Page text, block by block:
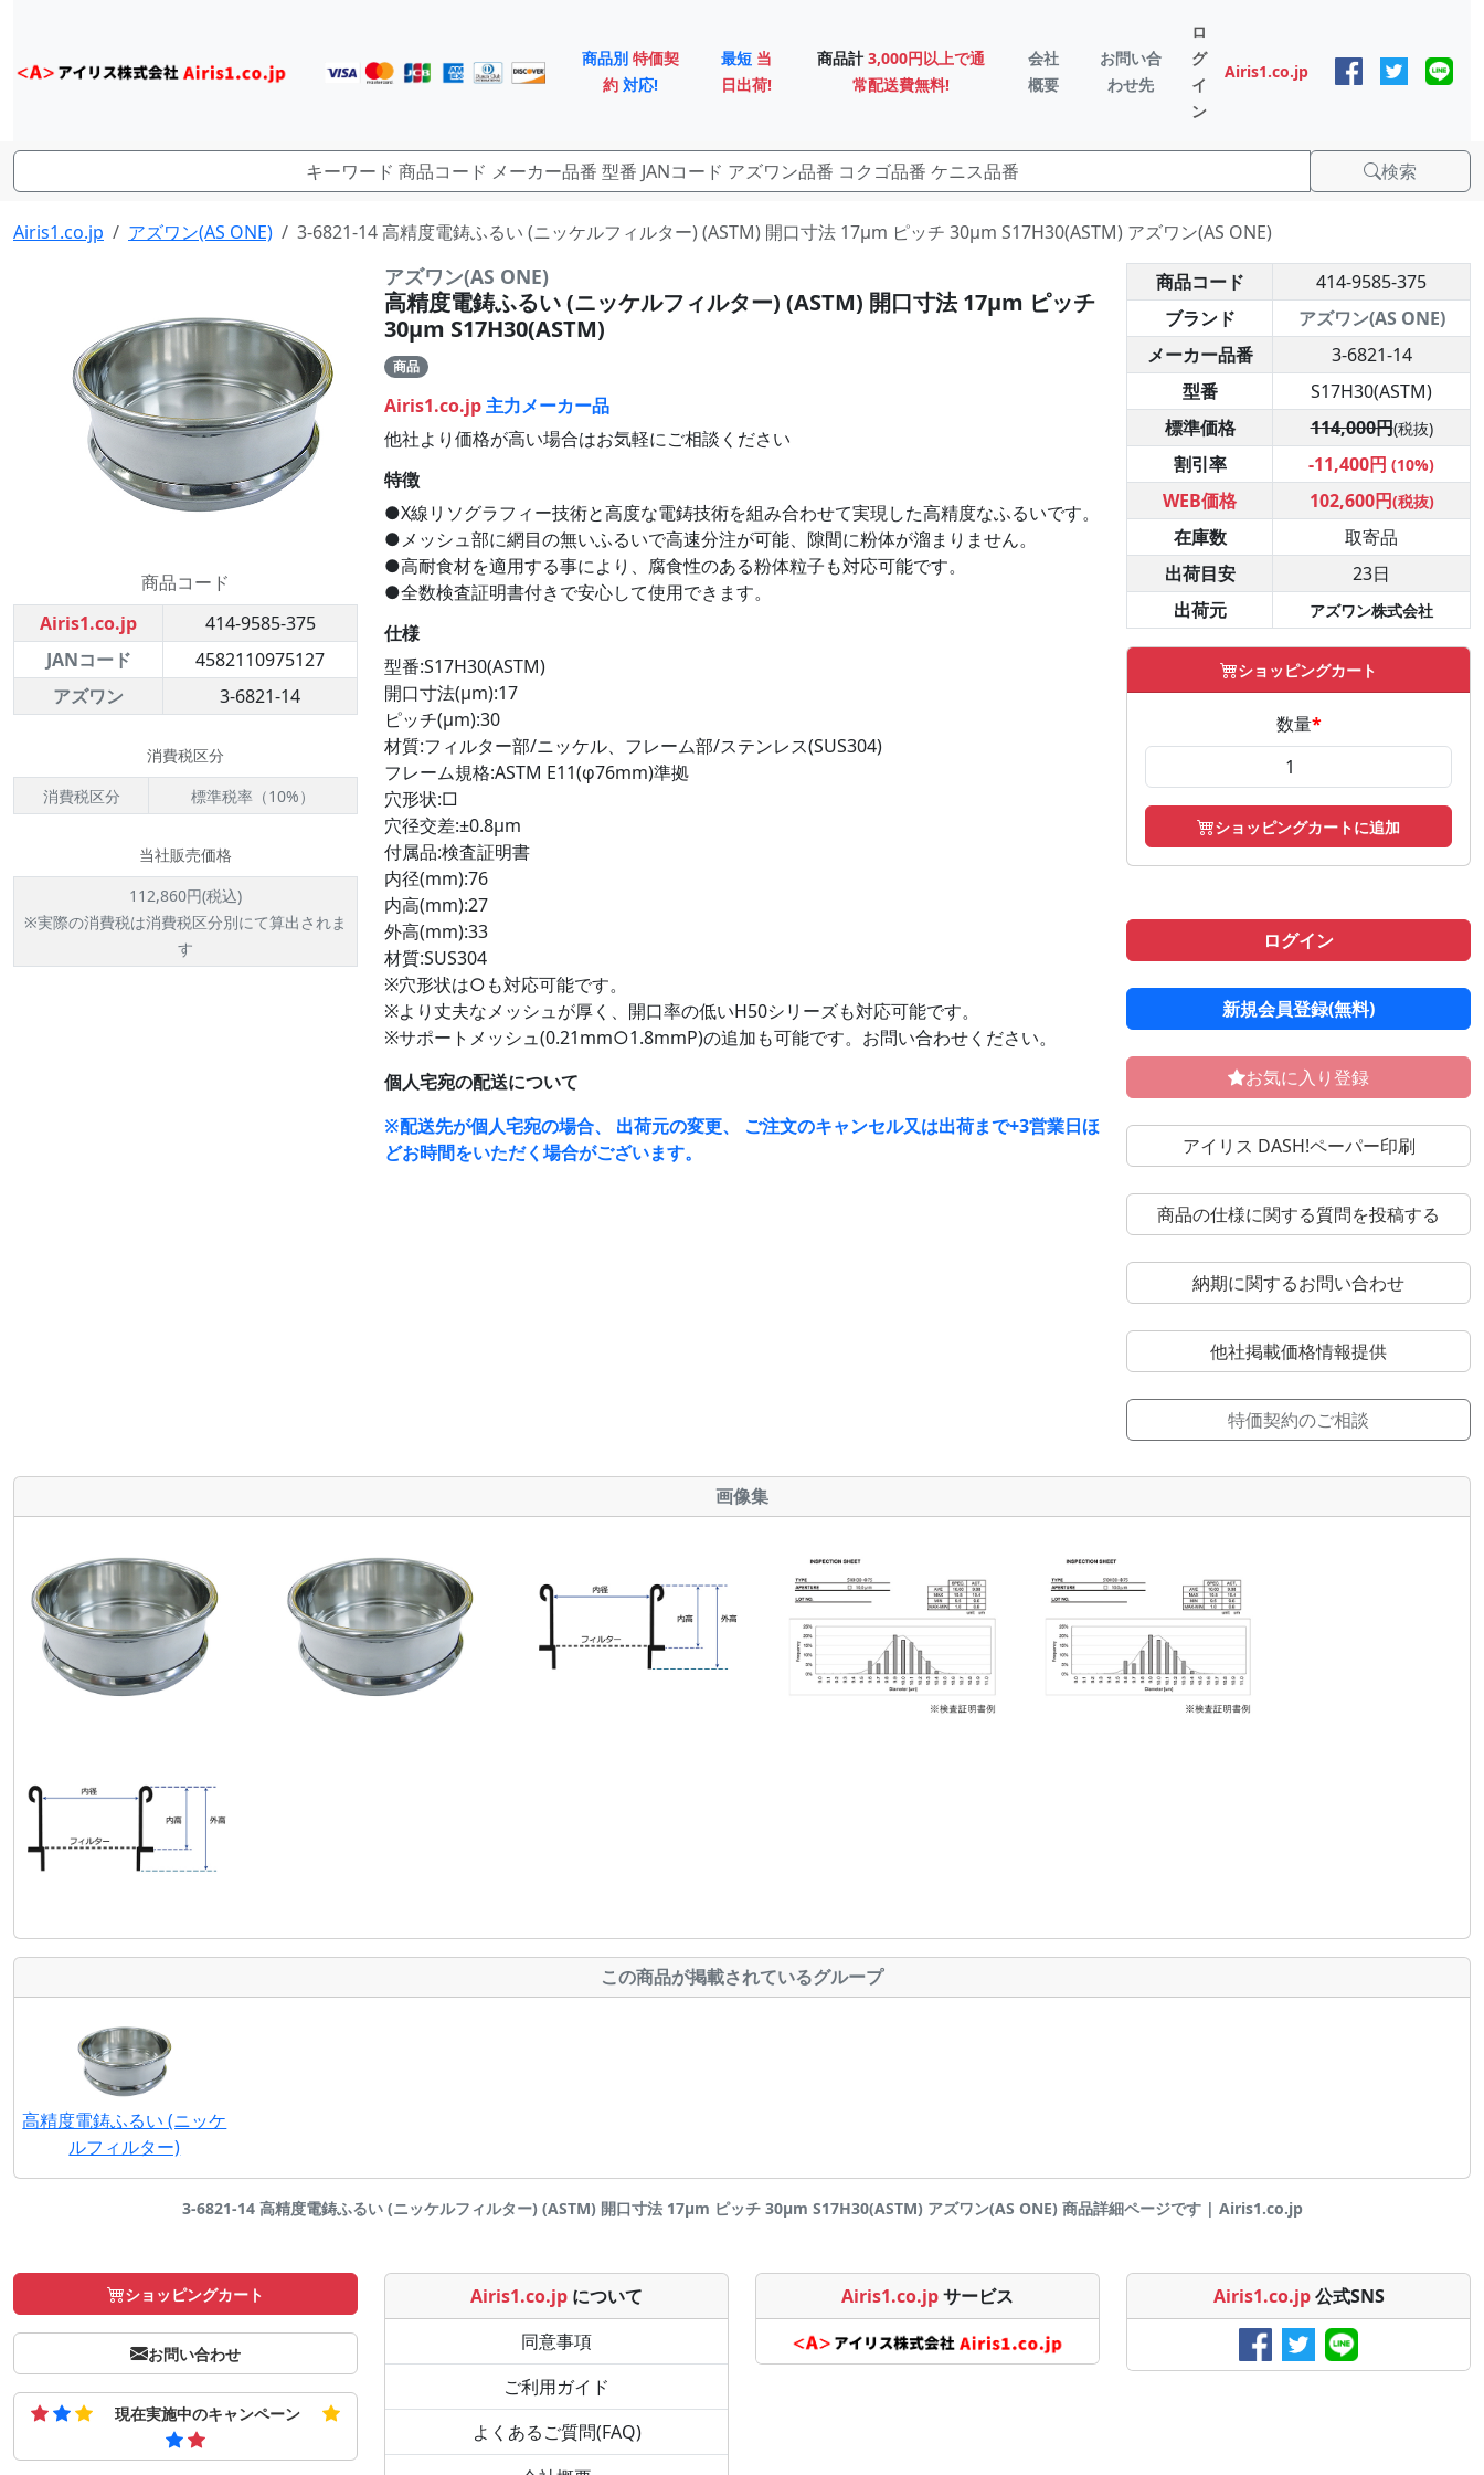
商品別 特価契
約 対応!
最短 当
日出荷!
商品計 3,000円以上で通
常配送費無料!
会社
概要
お問い合
わせ先
ロ
グ
イ
ン
Airis1.co.jp
検索
Airis1.co.jp アズワン(AS ONE) 3-6821-14 高精度電鋳ふるい (ニッケルフィルター) (ASTM) 開口寸法 17μm ピッチ 30μm S17H30(ASTM) アズワン(AS ONE)
商品コード
Airis1.co.jp
414-9585-375
JANコード
4582110975127
アズワン
3-6821-14
消費税区分
消費税区分
標準税率（10%）
当社販売価格
112,860円(税込)
※実際の消費税は消費税区分別にて算出されま
す
アズワン(AS ONE)
高精度電鋳ふるい (ニッケルフィルター) (ASTM) 開口寸法 17μm ピッチ
30μm S17H30(ASTM)
商品
Airis1.co.jp主力メーカー品
他社より価格が高い場合はお気軽にご相談ください
特徴
●X線リソグラフィー技術と高度な電鋳技術を組み合わせて実現した高精度なふるいです。
●メッシュ部に網目の無いふるいで高速分注が可能、隙間に粉体が溜まりません。
●高耐食材を適用する事により、腐食性のある粉体粒子も対応可能です。
●全数検査証明書付きで安心して使用できます。
仕様
型番:S17H30(ASTM)
開口寸法(μm):17
ピッチ(μm):30
材質:フィルター部/ニッケル、フレーム部/ステンレス(SUS304)
フレーム規格:ASTM E11(φ76mm)準拠
穴形状:□
穴径交差:±0.8μm
付属品:検査証明書
内径(mm):76
内高(mm):27
外高(mm):33
材質:SUS304
※穴形状は○も対応可能です。
※より丈夫なメッシュが厚く、開口率の低いH50シリーズも対応可能です。
※サポートメッシュ(0.21mm○1.8mmP)の追加も可能です。お問い合わせください。
個人宅宛の配送について
※配送先が個人宅宛の場合、 出荷元の変更、 ご注文のキャンセル又は出荷まで+3営業日ほ
どお時間をいただく場合がございます。
商品コード
414-9585-375
ブランド
アズワン(AS ONE)
メーカー品番
3-6821-14
型番
S17H30(ASTM)
標準価格
114,000円(税抜)
割引率 -11,400円 (10%)
WEB価格 102,600円(税抜)
在庫数
取寄品
出荷目安
23日
出荷元
アズワン株式会社
ショッピングカート
数量*
ショッピングカートに追加
ログイン
新規会員登録(無料)
お気に入り登録
アイリス DASH!ペーパー印刷
商品の仕様に関する質問を投稿する
納期に関するお問い合わせ
他社掲載価格情報提供
特価契約のご相談
画像集
この商品が掲載されているグループ
高精度電鋳ふるい (ニッケ
ルフィルター)
3-6821-14 高精度電鋳ふるい (ニッケルフィルター) (ASTM) 開口寸法 17μm ピッチ 30μm S17H30(ASTM) アズワン(AS ONE) 商品詳細ページです | Airis1.co.jp
ショッピングカート
お問い合わせ
現在実施中のキャンペーン
Airis1.co.jp について
同意事項
ご利用ガイド
よくあるご質問(FAQ)
Airis1.co.jpサービス Airis1.co.jp 公式SNS